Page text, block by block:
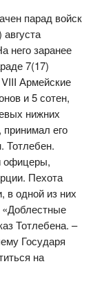
парад войск
него заранее
7(17)
VIII Армейские
и 5 сотен,
нижних
его
Тотлебен.
офицеры,
Пехота
в одной из них
Тотлебена. –
Государя
на